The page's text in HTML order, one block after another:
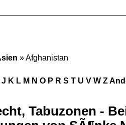
» Afghanistan
J K L M N O P R S T U V W Z
Tabuzonen -